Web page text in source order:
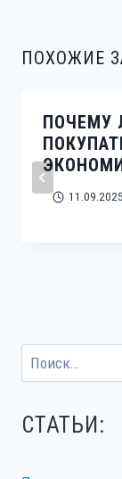
ПОХОЖИЕ
ПОЧЕМУ
11.09.2025
Найти:
СТАТЬИ: